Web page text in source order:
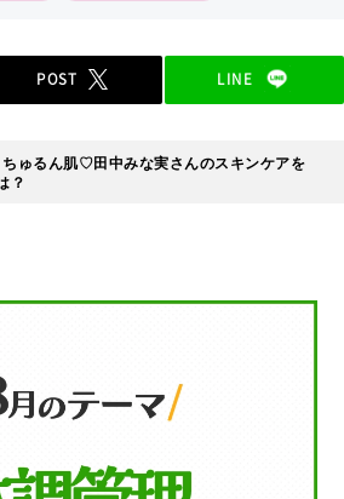
POST LINE
ちゅるん肌♡田中みな実さんのスキンケアを
？